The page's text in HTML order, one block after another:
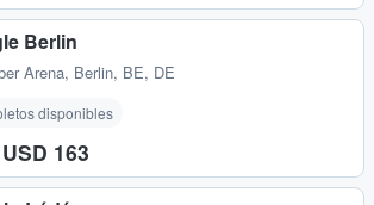
Berlin
Arena, Berlin, BE, DE
disponibles
USD 163